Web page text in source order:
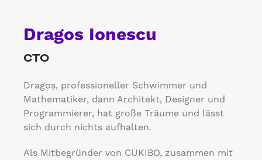
Dragos Ionescu
CTO
Dragoș, professioneller Schwimmer und
Mathematiker, dann Architekt, Designer und
Programmierer, hat große Träume und lässt
sich durch nichts aufhalten.
Als Mitbegründer von CUKIBO, zusammen mit